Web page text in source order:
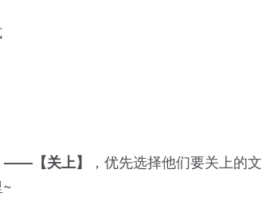
——【关上】
，优先选择他们要关上的文